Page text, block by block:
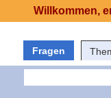
Fragen
Willkommen,